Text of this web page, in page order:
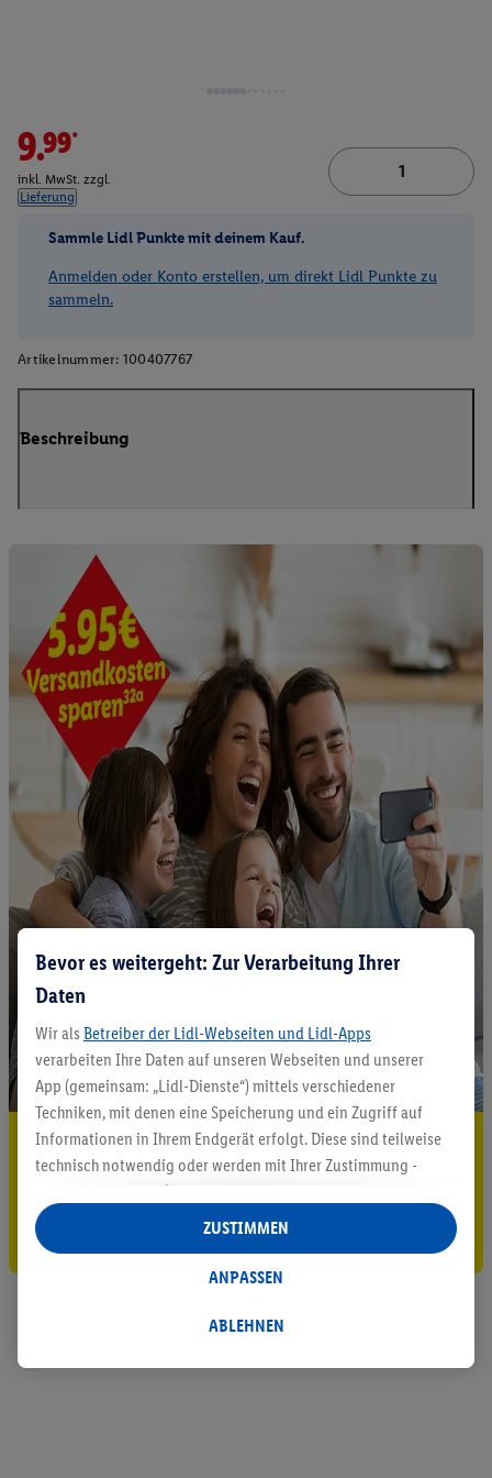
9.99*
inkl. MwSt. zzgl.
Lieferung
Sammle Lidl Punkte mit deinem Kauf.
Anmelden oder Konto erstellen, um direkt Lidl Punkte zu
sammeln.
Artikelnummer: 100407767
Beschreibung
5.95 € Versand sparen³²ᵃ
Jetzt zum Newsletter anmelden
Gutschein sichern!
Bevor es weitergeht: Zur Verarbeitung Ihrer
Daten
Wir als Betreiber der Lidl-Webseiten und Lidl-Apps
verarbeiten Ihre Daten auf unseren Webseiten und unserer
App (gemeinsam: „Lidl-Dienste“) mittels verschiedener
Techniken, mit denen eine Speicherung und ein Zugriff auf
Informationen in Ihrem Endgerät erfolgt. Diese sind teilweise
technisch notwendig oder werden mit Ihrer Zustimmung -
auch durch Partner (u.a.
Verantwortliche; im Zusammenhang mit dem IAB TCF
insgesamt
Statistik-Erstellung oder für personalisierte Werbung
Datenverarbeitungen für personalisierte Werbung werden
ABLEHNEN
ANPASSEN
ZUSTIMMEN